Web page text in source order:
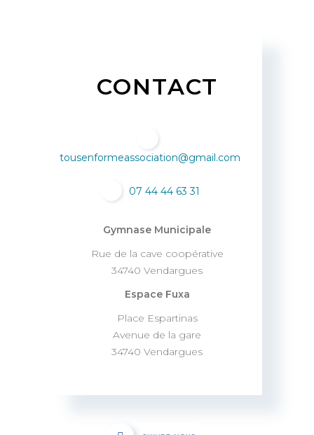
CONTACT
tousenformeassociation@gmail.com
07 44 44 63 31
Gymnase Municipale
Rue de la cave coopérative
34740 Vendargues
Espace Fuxa
Place Espartinas
Avenue de la gare
34740 Vendargues